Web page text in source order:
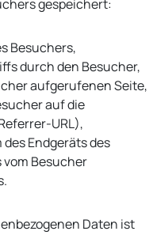
gespeichert:
Besuchers,
durch den Besucher,
aufgerufenen Seite,
auf die
URL),
Endgeräts des
vom Besucher
Daten ist